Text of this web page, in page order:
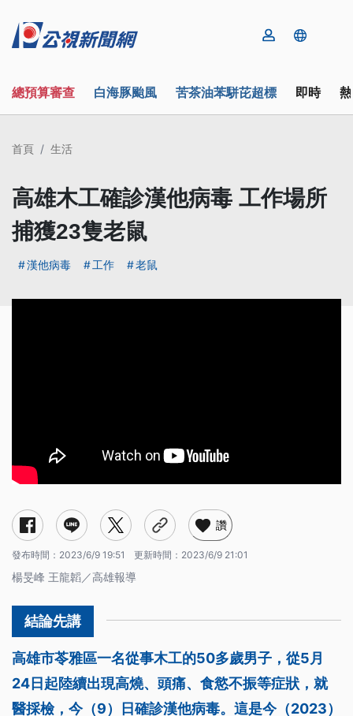
總預算審查 白海豚颱風 苦茶油苯駢芘超標 即時
首頁 生活
高雄木工確診漢他病毒 工作場所
捕獲23隻老鼠
漢他病毒 工作 老鼠
讚
發布時間： 2023/6/9 19:51 更新時間： 2023/6/9 21:01
楊旻峰 王龍韜／高雄報導
高雄市苓雅區一名從事木工的50多歲男子，從5月
24日起陸續出現高燒、頭痛、食慾不振等症狀，就
醫採檢，今（9）日確診漢他病毒。這是今（2023）